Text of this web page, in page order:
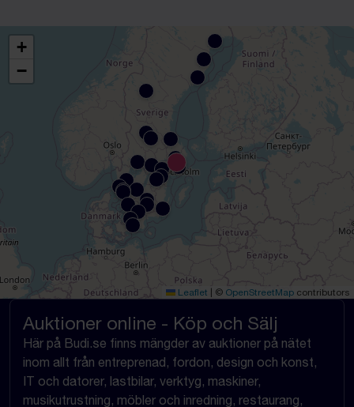
+
−
Leaflet © OpenStreetMap contributors
Auktioner online - Köp och Sälj
Här på Budi.se finns mängder av auktioner på nätet
inom allt från entreprenad, fordon, design och konst,
IT och datorer, lastbilar, verktyg, maskiner,
musikutrustning, möbler och inredning, restaurang,